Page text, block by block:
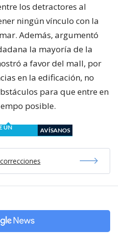
los detractores al
ningún vínculo con la
Además, argumentó
la mayoría de la
a favor del mall, por
en la edificación, no
para que entre en
posible.
UN
AVÍSANOS